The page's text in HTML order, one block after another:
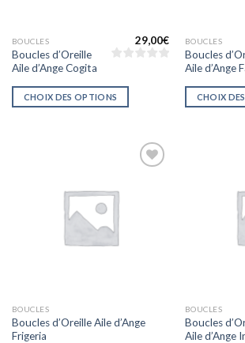
BOUCLES
Boucles d’Oreille
Aile d’Ange Cogita
29,00€
CHOIX DES OPTIONS
BOUCLES
Boucles
Aile d’Ange
CHOIX
BOUCLES
Boucles d’Oreille Aile d’Ange
Frigeria
BOUCLES
Boucles
Aile d’Ange